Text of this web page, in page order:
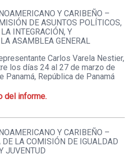
Y CARIBEÑO –
DE ASUNTOS POLÍTICOS,
INTEGRACIÓN, Y
ASAMBLEA GENERAL
Carlos Varela Nestier,
los días 24 al 27 de marzo de
Panamá, República de Panamá
del informe.
Y CARIBEÑO –
LA COMISIÓN DE IGUALDAD
JUVENTUD